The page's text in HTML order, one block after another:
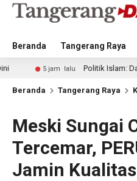
Beranda Tangerang Raya
5 jam lalu Politik Islam: Dari
Beranda Tangerang Raya
Meski Sungai
Tercemar,
Jamin